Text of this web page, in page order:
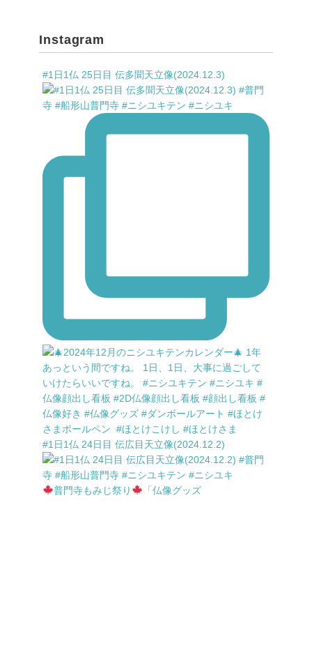
Instagram
#1日1仏 25日目 伝多聞天立像(2024.12.3)
#1日1仏 24日目 伝広目天立像(2024.12.2)
普門寺もみじ祭り 「仏像グッズ